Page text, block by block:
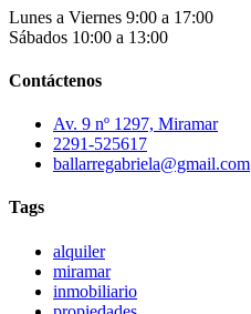
Lunes a Viernes 9:00 a 17:00
Sábados 10:00 a 13:00
Contáctenos
Av. 9 nº 1297, Miramar
2291-525617
ballarregabriela@gmail.com
Tags
alquiler
miramar
inmobiliario